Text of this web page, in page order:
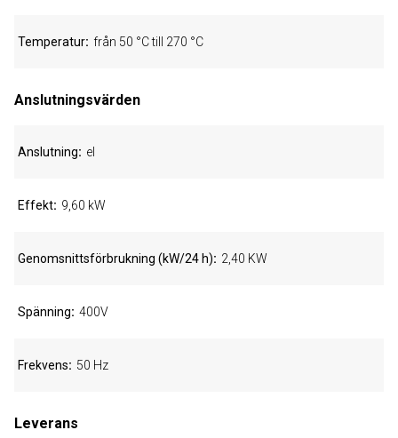
Temperatur från 50 °C till 270 °C
Anslutningsvärden
Anslutning el
Effekt 9,60 kW
Genomsnittsförbrukning (kW/24 h) 2,40 KW
Spänning 400V
Frekvens 50 Hz
Leverans